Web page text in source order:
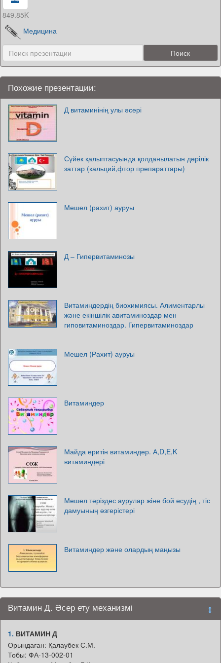
849.85K
Медицина
Похожие презентации:
Д витаминінің улы әсері
Сүйек қалыптасуында қолданылатын дәрілік
заттар (кальций,фтор препараттары)
Мешел (рахит) ауруы
Д – Гипервитаминозы
Витаминдердің биохимиясы. Алиментарлы
және екіншілік авитаминоздар мен
гиповитаминоздар. Гипервитаминоздар
Мешел (Рахит) ауруы
Витаминдер
Майда еритін витаминдер. А,D,E,K
витаминдері
Мешел тәріздес аурулар жіне бой өсудің , тіс
дамуының өзгерістері
Витаминдер және олардың маңызы
Витамин Д. Әсер ету механизмі
1. ВИТАМИН Д
Орындаған: Қалаубек С.М.
Тобы: ФА-13-002-01